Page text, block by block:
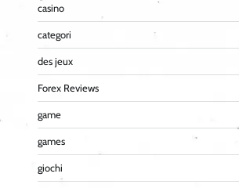
casino
categori
des jeux
Forex Reviews
game
games
giochi